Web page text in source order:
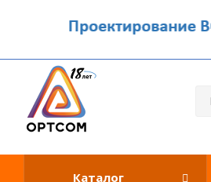
Каталог